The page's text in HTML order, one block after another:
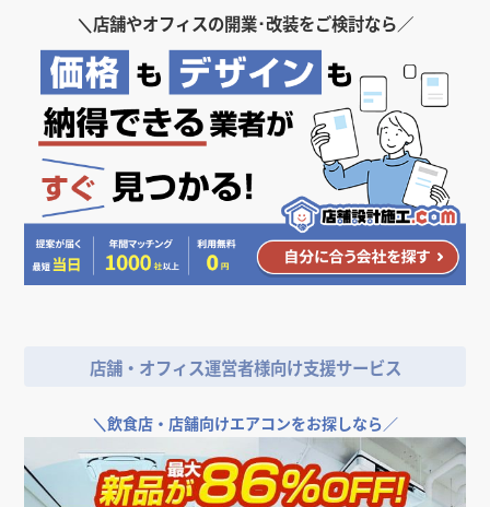
＼店舗やオフィスの開業･改装をご検討なら／
店舗・オフィス運営者様向け支援サービス
＼飲食店・店舗向けエアコンをお探しなら／